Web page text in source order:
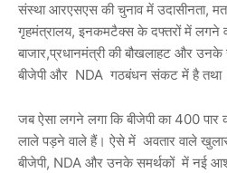
संस्था आरएसएस की चुनाव में उदासीनता,
गृहमंत्रालय, इनकमटैक्स के दफ्तरों में लगने
बाजार,प्रधानमंत्री की बौखलाहट और
बीजेपी और NDA गठबंधन संकट में है तथा
जब ऐसा लगने लगा कि बीजेपी का 400 पार
लाले पड़ने वाले हैं। ऐसे में अवतार वाले
बीजेपी, NDA और उनके समर्थकों में नई